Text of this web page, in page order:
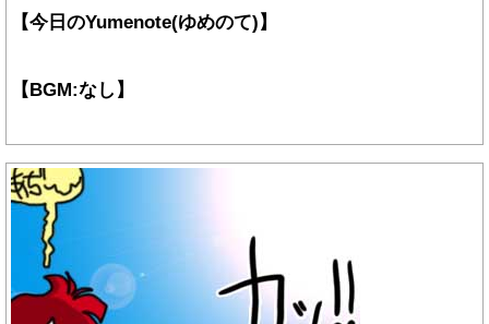
【今日のYumenote(ゆめのて)】
【BGM:なし】